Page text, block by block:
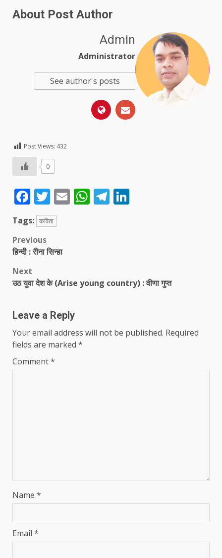
About Post Author
Admin
Administrator
See author's posts
Post Views: 432
0
Facebook
Twitter
EmailWhatsApp
Telegram
Tags: कविता
Post
Previous
हिन्दी : रीना सिन्हा
Next
उठ युवा देश के (Arise young country) : वीणा गुप्त
Leave a Reply
Your email address will not be published. Required
fields are marked *
Comment*
Name *
Email *